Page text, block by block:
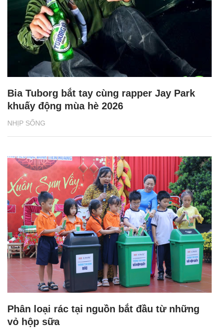
NHỊP SỐNG
Bia Tuborg bắt tay cùng rapper Jay Park
khuấy động mùa hè 2026
Phân loại rác tại nguồn bắt đầu từ những
vỏ hộp sữa